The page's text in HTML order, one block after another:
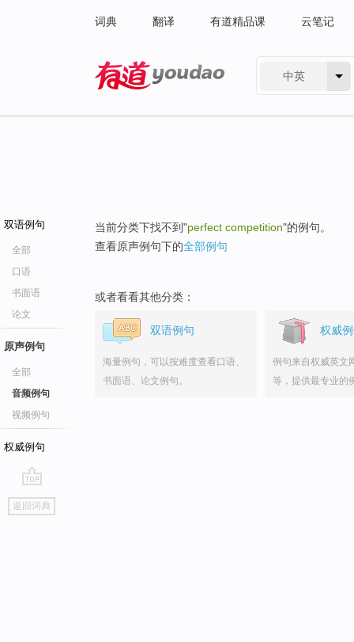
词典 翻译 有道精品课 云笔记
中英
双语例句
全部
口语
书面语
论文
原声例句
全部
音频例句
视频例句
权威例句
go
top
返回词典
当前分类下找不到"perfect competition"的例句。
查看原声例句下的全部例句
或者看看其他分类：
双语例句
海量例句，可以按难度查看口语、
书面语、论文例句。
权威
例句来自权威英文
等，提供最专业的